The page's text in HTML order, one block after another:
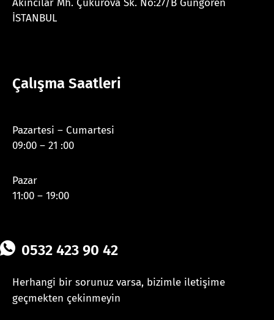
Akıncılar Mh. Çukurova Sk. No:27/B Güngören
İSTANBUL
Çalışma Saatleri
Pazartesi – Cumartesi
09:00 – 21 :00
Pazar
11:00 – 19:00
0532 423 90 42
Herhangi bir sorunuz varsa, bizimle iletişime
geçmekten çekinmeyin